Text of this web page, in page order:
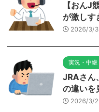
【おんJ
が激しす
2026/3/
実況・中継
JRAさん
の違いを
2026/3/